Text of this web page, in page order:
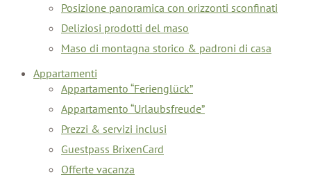
Posizione panoramica con orizzonti sconfinati
Deliziosi prodotti del maso
Maso di montagna storico & padroni di casa
Appartamenti
Appartamento “Ferienglück”
Appartamento “Urlaubsfreude”
Prezzi & servizi inclusi
Guestpass BrixenCard
Offerte vacanza